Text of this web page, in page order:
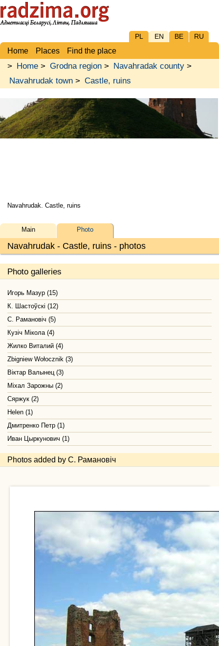
PL EN BE RU
Home Places Find the place
> Home > Grodna region > Navahradak county >
Navahrudak town > Castle, ruins
Navahrudak. Castle, ruins
Navahrudak - Castle, ruins - photos
Main Photo
Photo galleries
Игорь Мазур (15)
К. Шастоўскі (12)
С. Рамановіч (5)
Кузіч Мікола (4)
Жилко Виталий (4)
Zbigniew Wołocznik (3)
Віктар Валынец (3)
Міхал Зарожны (2)
Сяржук (2)
Helen (1)
Дмитренко Петр (1)
Иван Цыркунович (1)
Photos added by С. Рамановіч